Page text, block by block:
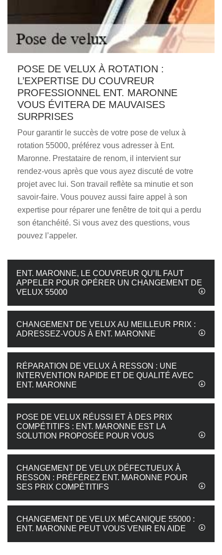
POSE DE VELUX À ROTATION :
L’EXPERTISE DU COUVREUR
PROFESSIONNEL ENT. MARONNE
VOUS ÉVITERA DE MAUVAISES
SURPRISES
Pour garantir le succès de votre pose de velux à
rotation 55000, préférez vous adresser à Ent.
Maronne. Prestataire de renom, il intervient sur
rendez-vous après que vous ayez discuté de votre
projet avec lui. Son travail reflète sa minutie et son
savoir-faire. Vous pouvez aussi faire appel à son
expertise pour réparer une fenêtre de toit qui a perdu
son étanchéité. Si vous avez des questions, vous
pouvez l’appeler.
ENT. MARONNE, LE COUVREUR QU’IL FAUT
APPELER POUR OPÉRER UN CHANGEMENT DE
VELUX 55000
CHANGEMENT DE VELUX AU MEILLEUR PRIX :
ADRESSEZ-VOUS À ENT. MARONNE
RÉPARATION DE VELUX À RESSON : UNE
INTERVENTION RAPIDE ET DE QUALITÉ AVEC
ENT. MARONNE
POSE DE VELUX RÉUSSI ET À DES PRIX
COMPÉTITIFS : ENT. MARONNE EST LA
SOLUTION PROPOSÉE POUR VOUS
CHANGEMENT DE VELUX DÉFECTUEUX À
RESSON : PRÉFÉREZ ENT. MARONNE POUR
SES PRIX COMPÉTITIFS
CHANGEMENT DE VELUX MÉCANIQUE 55000 :
ENT. MARONNE PEUT VOUS VENIR EN AIDE